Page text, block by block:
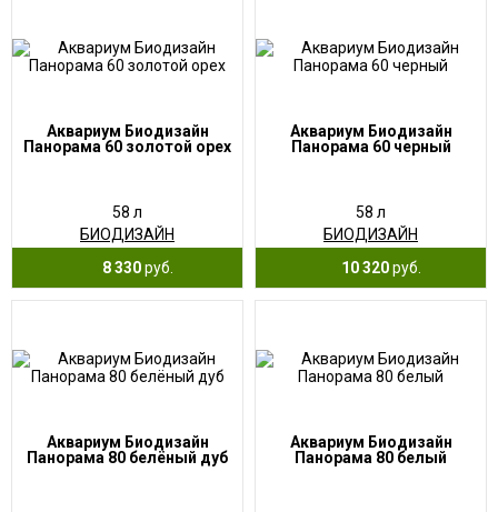
Аквариум Биодизайн
Панорама 60 золотой орех
58 л
БИОДИЗАЙН
8 330руб.
Аквариум Биодизайн
Панорама 60 черный
58 л
БИОДИЗАЙН
10 320руб.
Аквариум Биодизайн
Панорама 80 белёный дуб
Аквариум Биодизайн
Панорама 80 белый